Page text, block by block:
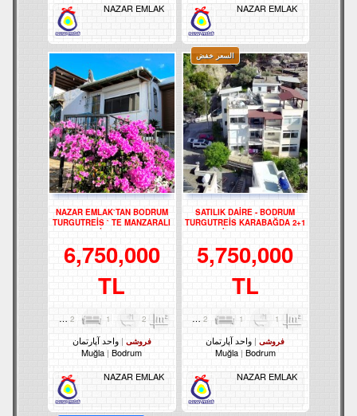
NAZAR EMLAK
NAZAR EMLAK
السعر خفض
SATILIK DAİRE - BODRUM
TURGUTREİS KARABAĞDA 2+1
DAİRE - REF- 3167
5,750,000
TL
2 1 1
فروشی
واحد آپارتمان
Muğla Bodrum
NAZAR EMLAK
NAZAR EMLAK`TAN BODRUM
TURGUTREİS ` TE MANZARALI
2+1 DAİRE REF-2749
6,750,000
TL
65m²
2 1 2
فروشی
واحد آپارتمان
Muğla Bodrum
NAZAR EMLAK